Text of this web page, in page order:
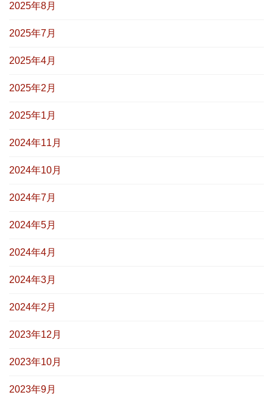
2025年8月
2025年7月
2025年4月
2025年2月
2025年1月
2024年11月
2024年10月
2024年7月
2024年5月
2024年4月
2024年3月
2024年2月
2023年12月
2023年10月
2023年9月